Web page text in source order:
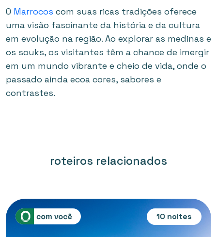
O Marrocos com suas ricas tradições oferece
uma visão fascinante da história e da cultura
em evolução na região. Ao explorar as medinas e
os souks, os visitantes têm a chance de imergir
em um mundo vibrante e cheio de vida, onde o
passado ainda ecoa cores, sabores e
contrastes.
roteiros relacionados
10 noites